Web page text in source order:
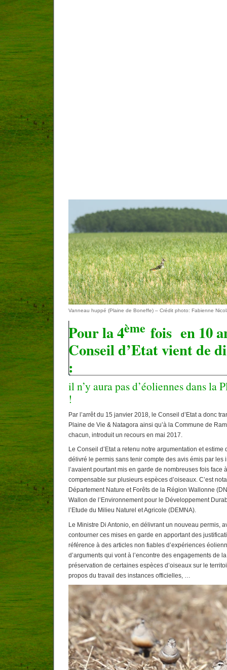
Vanneau huppé (Plaine de Boneffe) – Crédit photo: Fabienne
Pour la 4ème fois en 10
Conseil d’Etat vient de
:
il n’y aura pas d’éoliennes dans la
!
Par l’arrêt du 15 janvier 2018, le Conseil d’Etat a donc
Plaine de Vie & Natagora ainsi qu’à la Commune de
chacun, introduit un recours en mai 2017.
Le Conseil d’Etat a retenu notre argumentation et
délivré le permis sans tenir compte des avis émis par les
l’avaient pourtant mis en garde de nombreuses fois face
compensable sur plusieurs espèces d’oiseaux. C’est
Département Nature et Forêts de la Région Wallonne
Wallon de l’Environnement pour le Développement
l’Etude du Milieu Naturel et Agricole (DEMNA).
Le Ministre Di Antonio, en délivrant un nouveau permis,
contourner ces mises en garde en apportant des
référence à des articles non fiables d’expériences
d’arguments qui vont à l’encontre des engagements de
préservation de certaines espèces d’oiseaux sur le
propos du travail des instances officielles, …